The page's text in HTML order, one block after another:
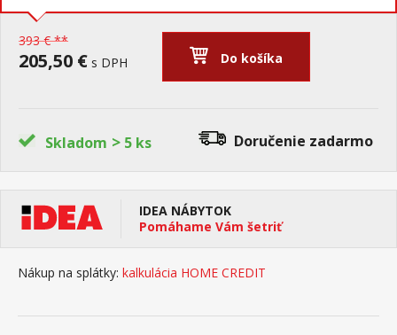
393 € **
205,50 € s DPH Do košíka
Skladom > 5 ks Doručenie zadarmo
IDEA NÁBYTOK
Pomáhame Vám šetriť
Nákup na splátky: kalkulácia HOME CREDIT